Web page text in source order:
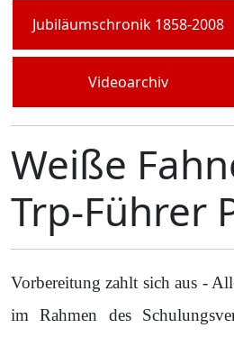
Jubiläumschronik 1858-2008
Videoarchiv
Weiße
Trp-Führer
Vorbereitung zahlt sich aus -
im Rahmen des